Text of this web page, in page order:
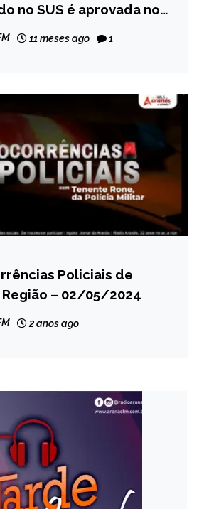
no SUS é aprovada no
11 meses ago 1
Policiais de
Região – 02/05/2024
2 anos ago